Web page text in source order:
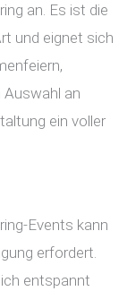
an. Es ist die
und eignet sich
Auswahl an
ein voller
Events kann
erfordert.
entspannt